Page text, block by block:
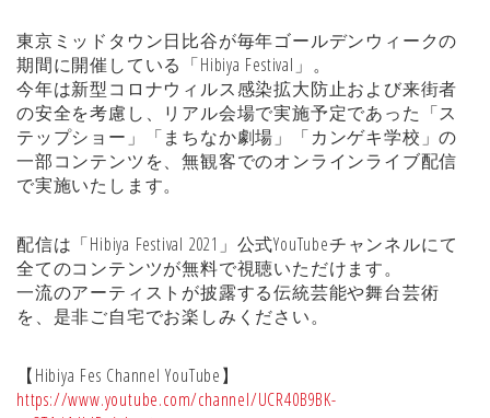
東京ミッドタウン日比谷が毎年ゴールデンウィークの
期間に開催している「Hibiya Festival」。
今年は新型コロナウィルス感染拡大防止および来街者
の安全を考慮し、リアル会場で実施予定であった「ス
テップショー」「まちなか劇場」「カンゲキ学校」の
一部コンテンツを、無観客でのオンラインライブ配信
で実施いたします。
配信は「Hibiya Festival 2021」公式YouTubeチャンネルにて
全てのコンテンツが無料で視聴いただけます。
一流のアーティストが披露する伝統芸能や舞台芸術
を、是非ご自宅でお楽しみください。
【Hibiya Fes Channel YouTube】
https://www.youtube.com/channel/UCR40B9BK-